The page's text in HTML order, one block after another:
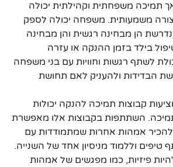
תמיכה משפחתית וקהילתית יכולה
משמעותית. משפחה יכולה לספק
הן מבחינה רגשית והן מבחינה
בילד בזמן ההנקה או עזרה
לשתף רגשות וחוויות עם בני משפחה
הבדידות ולהעניק לאם תחושת
קבוצות תמיכה להנקה יכולות
השתתפות בקבוצות אלו מאפשרת
אמהות אחרות שמתמודדות עם
טיפים וללמוד מניסיון אחד של השנייה.
פיזיות, כמו מפגשים של אמהות